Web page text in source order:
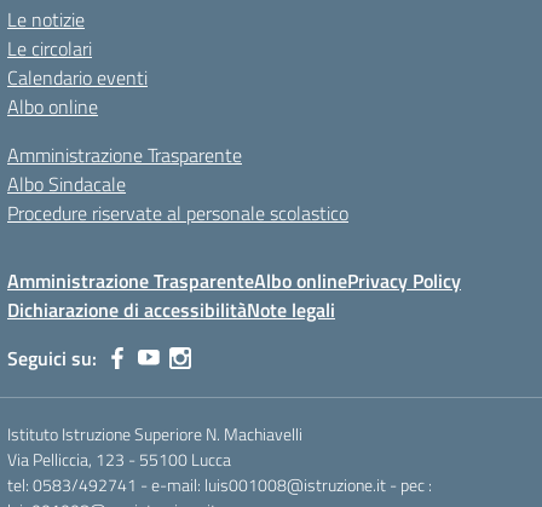
Le notizie
Le circolari
Calendario eventi
Albo online
Amministrazione Trasparente
Albo Sindacale
Procedure riservate al personale scolastico
Amministrazione TrasparenteAlbo onlinePrivacy Policy
Dichiarazione di accessibilitàNote legali
Seguici su:
Istituto Istruzione Superiore N. Machiavelli
Via Pelliccia, 123 - 55100 Lucca
tel: 0583/492741 - e-mail: luis001008@istruzione.it - pec :